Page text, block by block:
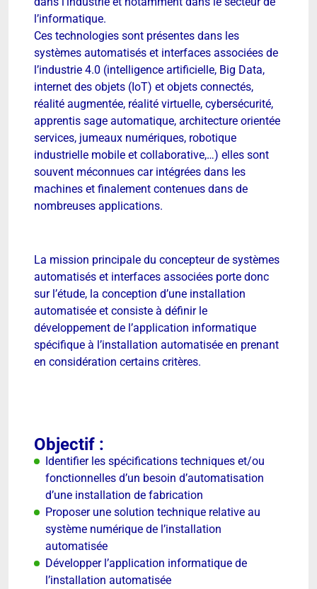
l’informatique.
Ces technologies sont présentes dans les
systèmes automatisés et interfaces associées de
l’industrie 4.0 (intelligence artificielle, Big Data,
internet des objets (IoT) et objets connectés,
réalité augmentée, réalité virtuelle, cybersécurité,
apprentis sage automatique, architecture orientée
services, jumeaux numériques, robotique
industrielle mobile et collaborative,…) elles sont
souvent méconnues car intégrées dans les
machines et finalement contenues dans de
nombreuses applications.
La mission principale du concepteur de systèmes
automatisés et interfaces associées porte donc
sur l’étude, la conception d’une installation
automatisée et consiste à définir le
développement de l’application informatique
spécifique à l’installation automatisée en prenant
en considération certains critères.
Objectif :
Identifier les spécifications techniques et/ou
fonctionnelles d’un besoin d’automatisation
d’une installation de fabrication
Proposer une solution technique relative au
système numérique de l’installation
automatisée
Développer l’application informatique de
l’installation automatisée